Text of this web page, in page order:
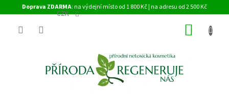
na
Doprava ZDARMA: na výdejní místo od 1 800 Kč | na adresu od 2 500 Kč
CZK